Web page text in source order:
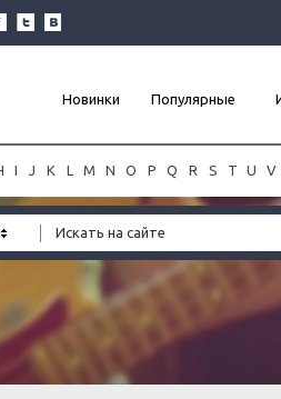
Новинки Популярные
I J K L M N O P Q R S T U V